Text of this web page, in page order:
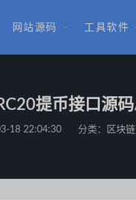
网站源码 工具软件
提币接口源
18 22:04:30 分类： 区块